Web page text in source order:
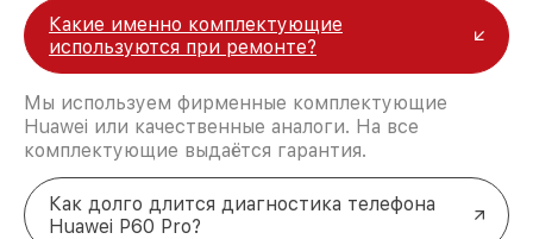
Какие именно комплектующие
используются при ремонте?
Мы используем фирменные комплектующие
Huawei или качественные аналоги. На все
комплектующие выдаётся гарантия.
Как долго длится диагностика телефона
Huawei P60 Pro?